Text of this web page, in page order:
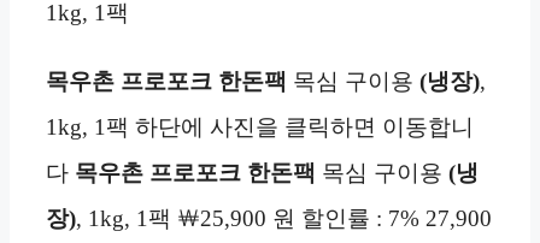
1kg, 1팩
목우촌 프로포크 한돈팩 목심 구이용 (냉장),
1kg, 1팩 하단에 사진을 클릭하면 이동합니
다 목우촌 프로포크 한돈팩 목심 구이용 (냉
장), 1kg, 1팩 ￦25,900 원 할인률 : 7% 27,900